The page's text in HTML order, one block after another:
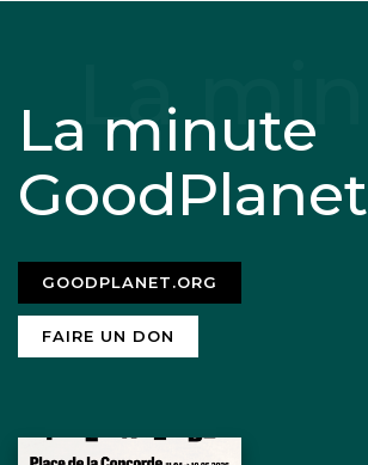
La minute
GoodPlanet
GOODPLANET.ORG
FAIRE UN DON